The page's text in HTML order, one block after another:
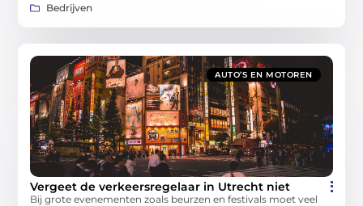
Bedrijven
AUTO’S EN MOTOREN
Vergeet de verkeersregelaar in Utrecht niet
Bij grote evenementen zoals beurzen en festivals moet veel